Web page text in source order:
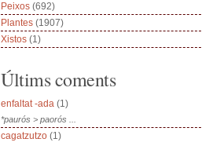
Peixos (692)
Plantes (1907)
Xistos (1)
Últims coments
enfaltat -ada (1)
*paurós > paorós ...
cagatzutzo (1)